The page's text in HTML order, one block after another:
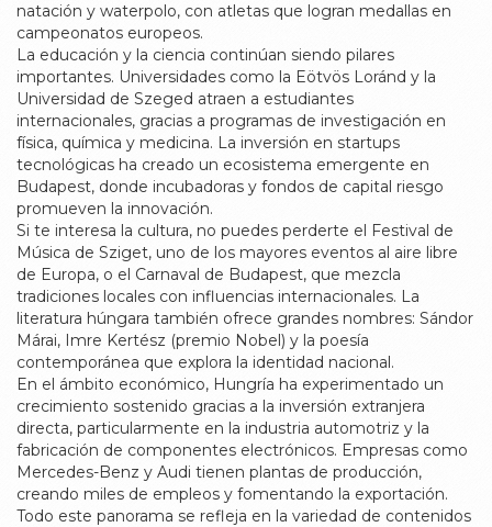
natación y waterpolo, con atletas que logran medallas en
campeonatos europeos.
La educación y la ciencia continúan siendo pilares
importantes. Universidades como la Eötvös Loránd y la
Universidad de Szeged atraen a estudiantes
internacionales, gracias a programas de investigación en
física, química y medicina. La inversión en startups
tecnológicas ha creado un ecosistema emergente en
Budapest, donde incubadoras y fondos de capital riesgo
promueven la innovación.
Si te interesa la cultura, no puedes perderte el Festival de
Música de Sziget, uno de los mayores eventos al aire libre
de Europa, o el Carnaval de Budapest, que mezcla
tradiciones locales con influencias internacionales. La
literatura húngara también ofrece grandes nombres: Sándor
Márai, Imre Kertész (premio Nobel) y la poesía
contemporánea que explora la identidad nacional.
En el ámbito económico, Hungría ha experimentado un
crecimiento sostenido gracias a la inversión extranjera
directa, particularmente en la industria automotriz y la
fabricación de componentes electrónicos. Empresas como
Mercedes-Benz y Audi tienen plantas de producción,
creando miles de empleos y fomentando la exportación.
Todo este panorama se refleja en la variedad de contenidos